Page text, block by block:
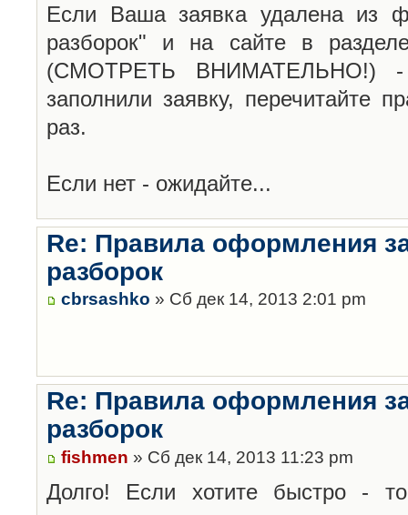
Если Ваша заявка удалена из
разборок" и на сайте в
(СМОТРЕТЬ ВНИМАТЕЛЬНО!)
заполнили заявку, перечитайте
раз.
Если нет - ожидайте...
Re: Правила оформления
разборок
cbrsashko » Сб дек 14, 2013 2:01 pm
Re: Правила оформления
разборок
fishmen » Сб дек 14, 2013 11:23 pm
Долго! Если хотите быстро -